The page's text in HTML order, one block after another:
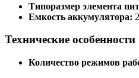
Типоразмер элемента
Емкость аккумулятора:
Технические особенности
Количество режимов